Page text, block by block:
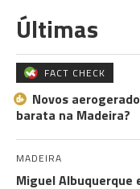
Últimas
FACT CHECK
Novos
barata na Madeira?
MADEIRA
Miguel Albuquerque